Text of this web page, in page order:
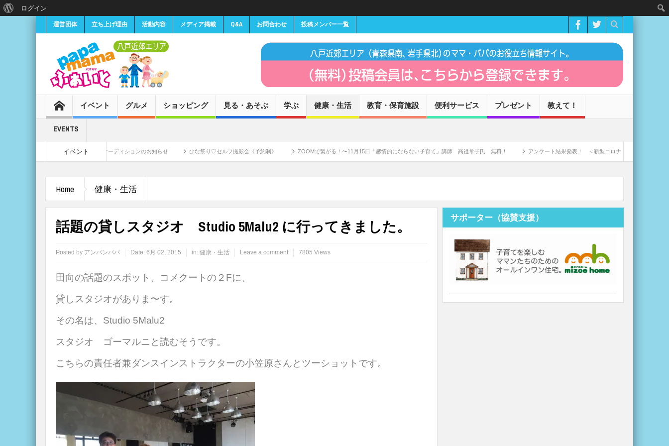
運営団体 立ち上げ理由 活動内容 メディア掲載 Q&A お問合わせ 投稿メンバー一覧
イベント グルメ ショッピング 見る・あそぶ 学ぶ 健康・生活 教育・保育施設 便利サービス プレゼント 教えて！
EVENTS
イベント
学生女子CMモデル募集・オーディションのお知らせ ひな祭り♡セルフ撮影会《予約制》 ZOOMで繋がる！〜11月15日「感情的にならない子育て」講師 高祖常子氏 無料！ アンケート結果発表！ ＜新型コロナウィルスによる家庭への影響＞
Home 健康・生活
話題の貸しスタジオ Studio 5Malu2 に行ってきました。
Posted by アンパンパパ Date: 6月 02, 2015 in: 健康・生活 Leave a comment 7805 Views
田向の話題のスポット、コメクートの２Fに、
貸しスタジオがありま〜す。
その名は、Studio 5Malu2
スタジオ ゴーマルニと読むそうです。
こちらの責任者兼ダンスインストラクターの小笠原さんとツーショットです。
サポーター（協賛支援）
ログイン